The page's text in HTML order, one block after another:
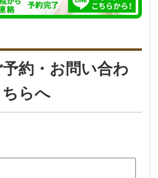
約・お問い合わ
らへ